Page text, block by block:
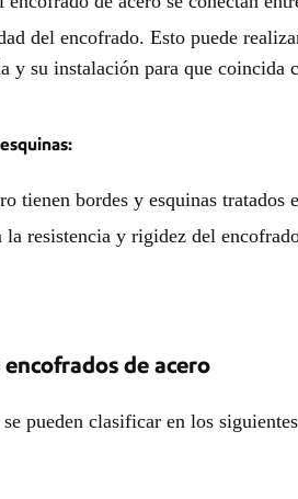
del encofrado. Esto puede
y su instalación para que coincida
tienen bordes y esquinas
la resistencia y rigidez del
de acero
pueden clasificar en los